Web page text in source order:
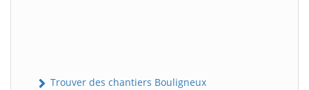
Trouver des chantiers Bouligneux